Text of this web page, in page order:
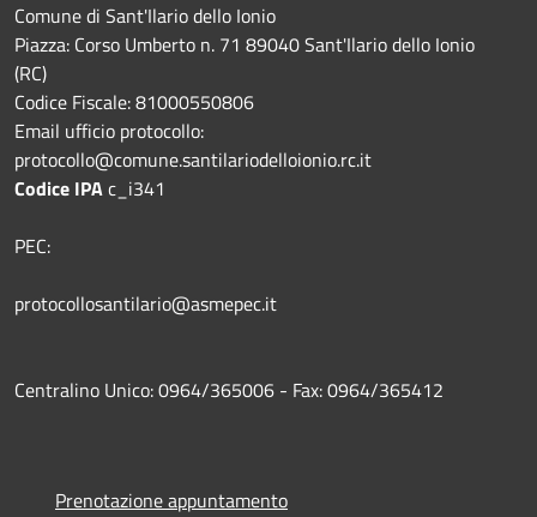
Comune di Sant'Ilario dello Ionio
Piazza: Corso Umberto n. 71 89040 Sant'Ilario dello Ionio
(RC)
Codice Fiscale: 81000550806
Email ufficio protocollo:
protocollo@comune.santilariodelloionio.rc.it
Codice IPAc_i341
PEC:
protocollosantilario@asmepec.it
Centralino Unico: 0964/365006 - Fax: 0964/365412
Prenotazione appuntamento